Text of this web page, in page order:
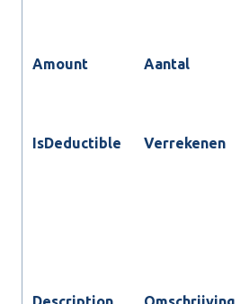
Amount Aantal
IsDeductible Verrekenen